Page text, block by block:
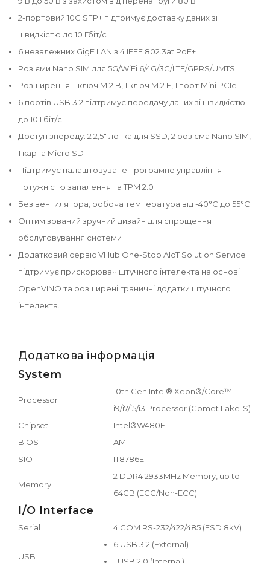
2-портовий 10G SFP+ підтримує доставку даних зі
швидкістю до 10 Гбіт/с
6 незалежних GigE LAN з 4 IEEE 802.3at PoE+
Роз'єми Nano SIM для 5G/WiFi 6/4G/3G/LTE/GPRS/UMTS
Розширення: 1 ключ M.2 B, 1 ключ M.2 E, 1 порт Mini PCIe
6 портів USB 3.2 підтримує передачу даних зі швидкістю
до 10 Гбіт/с.
Доступ зпереду: 2 2,5" лотка для SSD, 2 роз'єма Nano SIM,
1 карта Micro SD
Підтримує налаштовуване програмне управління
потужністю запалення та TPM 2.0
Без вентилятора, робоча температура від -40°C до 55°C
Оптимізований зручний дизайн для спрощення
обслуговування системи
Додатковий сервіс VHub One-Stop AIoT Solution Service
підтримує прискорювач штучного інтелекта на основі
OpenVINO та розширені граничні додатки штучного
інтелекта.
Додаткова інформація
System
Processor
10th Gen Intel® Xeon®/Core™
i9/i7/i5/i3 Processor (Comet Lake-S)
Chipset
Intel®W480E
BIOS
AMI
SIO
IT8786E
Memory
2 DDR4 2933MHz Memory, up to
64GB (ECC/Non-ECC)
I/O Interface
Serial 4 COM RS-232/422/485 (ESD 8kV)
USB
6 USB 3.2 (External)
1 USB 2.0 (Internal)